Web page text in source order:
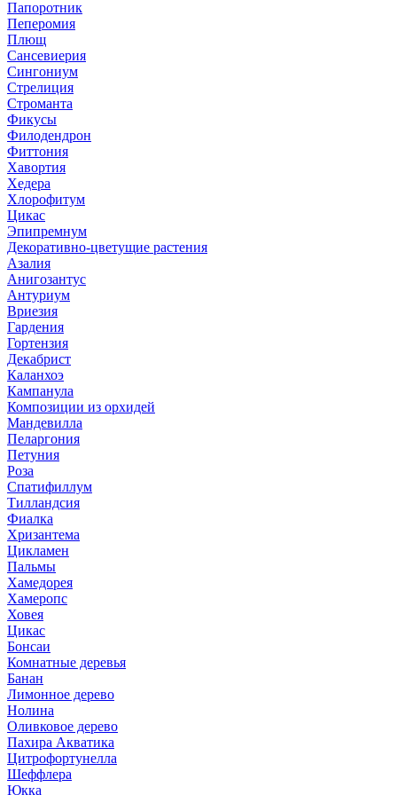
Папоротник
Пеперомия
Плющ
Сансевиерия
Сингониум
Стрелиция
Строманта
Фикусы
Филодендрон
Фиттония
Хавортия
Хедера
Хлорофитум
Цикас
Эпипремнум
Декоративно-цветущие растения
Азалия
Анигозантус
Антуриум
Вриезия
Гардения
Гортензия
Декабрист
Каланхоэ
Кампанула
Композиции из орхидей
Мандевилла
Пеларгония
Петуния
Роза
Спатифиллум
Тилландсия
Фиалка
Хризантема
Цикламен
Пальмы
Хамедорея
Хамеропс
Ховея
Цикас
Бонсаи
Комнатные деревья
Банан
Лимонное дерево
Нолина
Оливковое дерево
Пахира Акватика
Цитрофортунелла
Шеффлера
Юкка